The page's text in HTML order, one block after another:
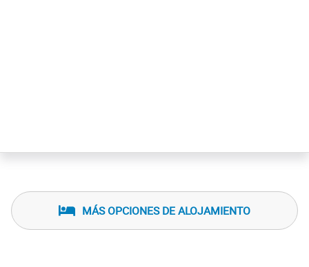
MÁS OPCIONES DE ALOJAMIENTO